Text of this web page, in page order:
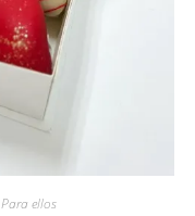
Para ellos